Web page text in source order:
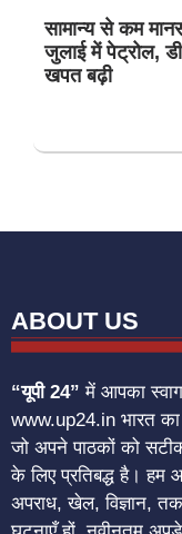
सामान्य से कम
जुलाई में पेट्रोल,
खपत बढ़ी
ABOUT US
“यूपी 24” में आपका
www.up24.in भारत का
जो अपने पाठकों को
के लिए प्रतिबद्ध है। हम
अपराध, खेल, विज्ञान,